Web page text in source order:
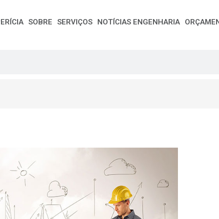
SOBRE SERVIÇOS NOTÍCIAS ENGENHARIA